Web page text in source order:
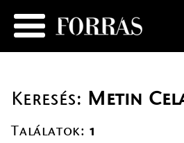
Keresés: Metin
Találatok: 1